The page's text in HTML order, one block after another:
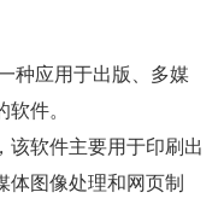
种应用于出版、多媒
件。
该软件主要用于印刷出
体图像处理和网页制